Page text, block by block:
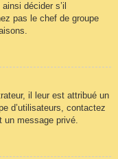
décider s’il
pas le chef de groupe
il leur est attribué un
d’utilisateurs, contactez
un message privé.